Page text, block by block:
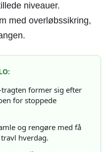
niveauer.
med overløbssikring,
tragten former sig efter
for stoppede
og rengøre med få
hverdag.